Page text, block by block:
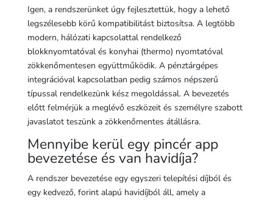
Igen, a rendszerünket úgy fejlesztettük, hogy a lehető
legszélesebb körű kompatibilitást biztosítsa. A legtöbb
modern, hálózati kapcsolattal rendelkező
blokknyomtatóval és konyhai (thermo) nyomtatóval
zökkenőmentesen együttműködik. A pénztárgépes
integrációval kapcsolatban pedig számos népszerű
típussal rendelkezünk kész megoldással. A bevezetés
előtt felmérjük a meglévő eszközeit és személyre szabott
javaslatot teszünk a zökkenőmentes átállásra.
Mennyibe kerül egy pincér app
bevezetése és van havidíja?
A rendszer bevezetése egy egyszeri telepítési díjból és
egy kedvező, forint alapú havidíjból áll, amely a